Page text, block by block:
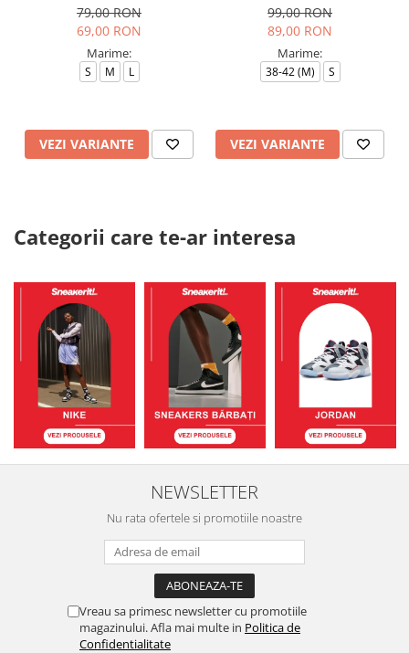
79,00 RON
69,00 RON
Marime:
S M L
VEZI VARIANTE
99,00 RON
89,00 RON
Marime:
38-42 (M) S
VEZI VARIANTE
Categorii care te-ar interesa
NEWSLETTER
Nu rata ofertele si promotiile noastre
Vreau sa primesc newsletter cu promotiile
magazinului. Afla mai multe in Politica de
Confidentialitate